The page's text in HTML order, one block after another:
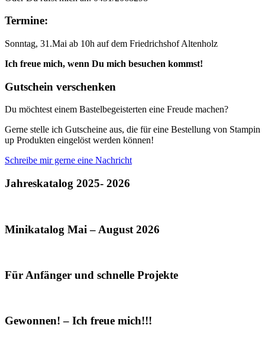
Termine:
Sonntag, 31.Mai ab 10h auf dem Friedrichshof Altenholz
Ich freue mich, wenn Du mich besuchen kommst!
Gutschein verschenken
Du möchtest einem Bastelbegeisterten eine Freude machen?
Gerne stelle ich Gutscheine aus, die für eine Bestellung von Stampin
up Produkten eingelöst werden können!
Schreibe mir gerne eine Nachricht
Jahreskatalog 2025- 2026
Minikatalog Mai – August 2026
Für Anfänger und schnelle Projekte
Gewonnen! – Ich freue mich!!!